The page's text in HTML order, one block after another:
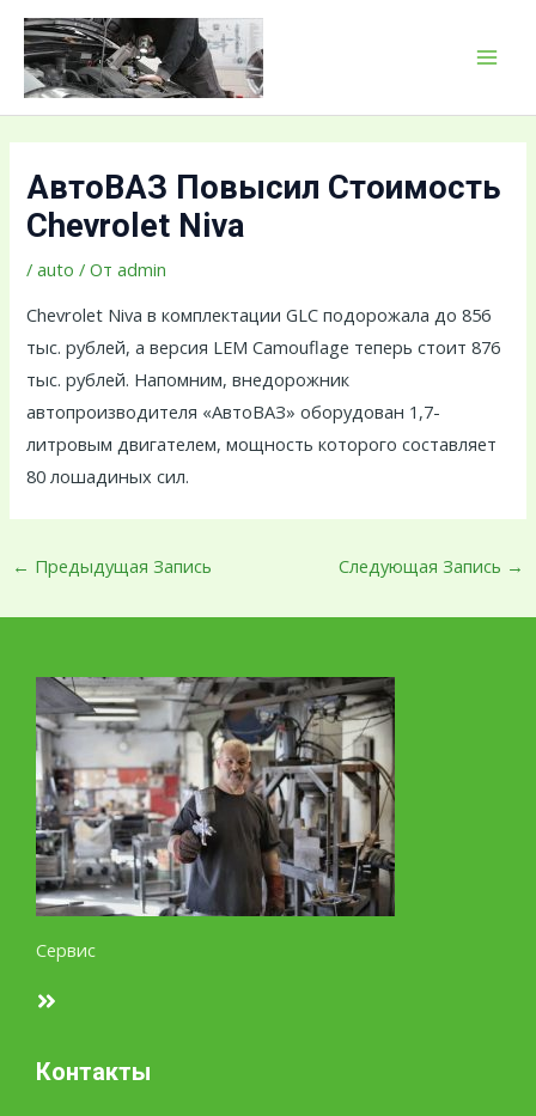
Перейти
содержимому
АвтоВАЗ Повысил Стоимость
Chevrolet Niva
/auto / Отadmin
Chevrolet Niva в комплектации GLC подорожала до 856
тыс. рублей, а версия LEМ Camouflage теперь стоит 876
тыс. рублей. Напомним, внедорожник
автопроизводителя «АвтоВАЗ» оборудован 1,7-
литровым двигателем, мощность которого составляет
80 лошадиных сил.
Навигация
по
записям
← Предыдущая Запись Следующая Запись →
Сервис
Контакты